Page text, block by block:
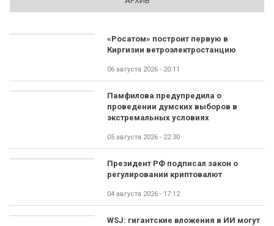
«Росатом» построит первую в
Киргизии ветроэлектростанцию
06 августа 2026 - 20:11
Памфилова предупредила о
проведении думских выборов в
экстремальных условиях
05 августа 2026 - 22:30
Президент РФ подписал закон о
регулировании криптовалют
04 августа 2026 - 17:12
WSJ: гигантские вложения в ИИ могут